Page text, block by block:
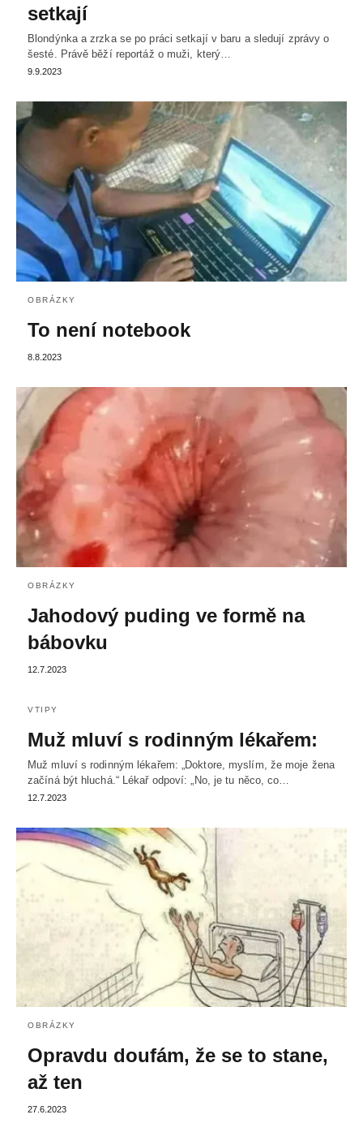
setkají
Blondýnka a zrzka se po práci setkají v baru a sledují zprávy o
šesté. Právě běží reportáž o muži, který…
9.9.2023
OBRÁZKY
To není notebook
8.8.2023
OBRÁZKY
Jahodový puding ve formě na
bábovku
12.7.2023
VTIPY
Muž mluví s rodinným lékařem:
Muž mluví s rodinným lékařem: „Doktore, myslím, že moje žena
začíná být hluchá.“ Lékař odpoví: „No, je tu něco, co…
12.7.2023
OBRÁZKY
Opravdu doufám, že se to stane,
až ten
27.6.2023